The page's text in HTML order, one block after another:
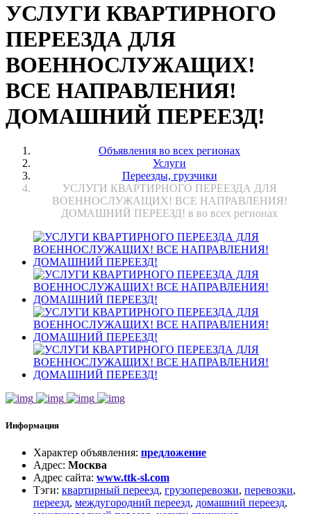
УСЛУГИ КВАРТИРНОГО
ПЕРЕЕЗДА ДЛЯ
ВОЕННОСЛУЖАЩИХ!
ВСЕ НАПРАВЛЕНИЯ!
ДОМАШНИЙ ПЕРЕЕЗД!
Объявления во всех регионах
Услуги
Переезды, грузчики
УСЛУГИ КВАРТИРНОГО ПЕРЕЕЗДА ДЛЯ
ВОЕННОСЛУЖАЩИХ! ВСЕ НАПРАВЛЕНИЯ!
ДОМАШНИЙ ПЕРЕЕЗД! в во всех регионах
Информация
Характер объявления: предложение
Адрес: Москва
Адрес сайта: www.ttk-sl.com
Тэги: квартирный переезд, грузоперевозки, перевозки,
переезд, междугородний переезд, домашний переезд,